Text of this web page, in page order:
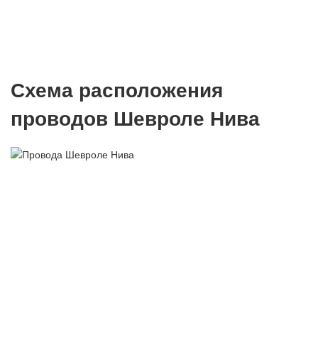
Схема расположения
проводов Шевроле Нива